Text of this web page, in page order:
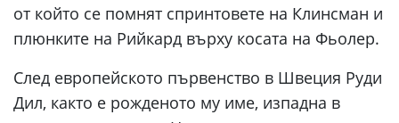
от който се помнят спринтовете на Клинсман и
плюнките на Рийкард върху косата на Фьолер.
След европейското първенство в Швеция Руди
Дил, както е рожденото му име, изпадна в